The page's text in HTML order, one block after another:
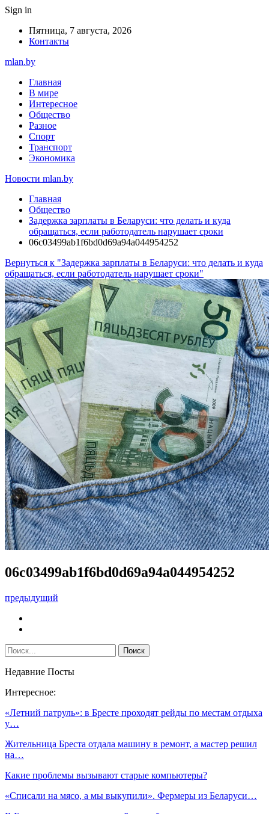
Sign in
Пятница, 7 августа, 2026
Контакты
mlan.by
Главная
В мире
Интересное
Общество
Разное
Спорт
Транспорт
Экономика
Новости mlan.by
Главная
Общество
Задержка зарплаты в Беларуси: что делать и куда
обращаться, если работодатель нарушает сроки
06c03499ab1f6bd0d69a94a044954252
Вернуться к "Задержка зарплаты в Беларуси: что делать и куда
обращаться, если работодатель нарушает сроки"
06c03499ab1f6bd0d69a94a044954252
предыдущий
Недавние Посты
Интересное:
«Летний патруль»: в Бресте проходят рейды по местам отдыха
у…
Жительница Бреста отдала машину в ремонт, а мастер решил
на…
Какие проблемы вызывают старые компьютеры?
«Списали на мясо, а мы выкупили». Фермеры из Беларуси…